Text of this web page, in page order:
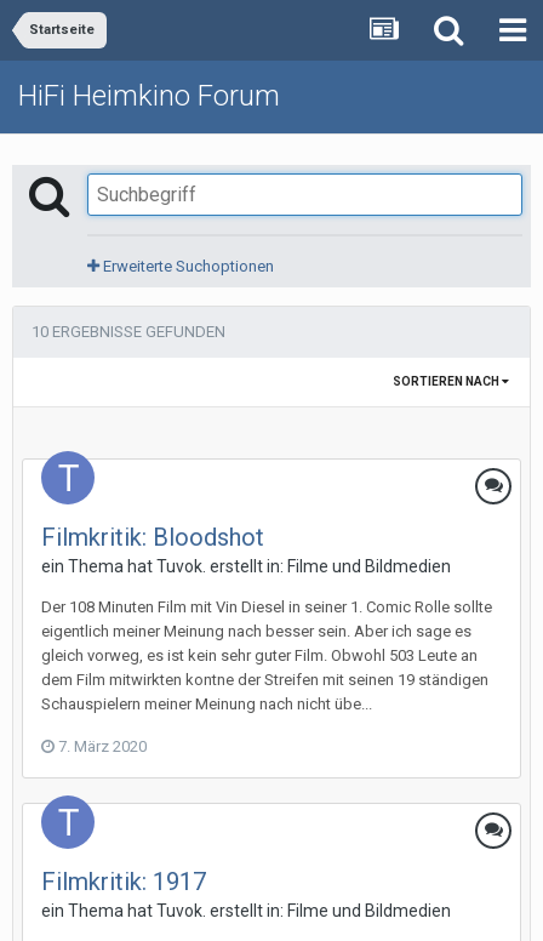
Startseite
HiFi Heimkino Forum
Erweiterte Suchoptionen
10 ERGEBNISSE GEFUNDEN
SORTIEREN NACH
Filmkritik: Bloodshot
ein Thema hatTuvok. erstellt in: Filme und Bildmedien
Der 108 Minuten Film mit Vin Diesel in seiner 1. Comic Rolle sollte
eigentlich meiner Meinung nach besser sein. Aber ich sage es
gleich vorweg, es ist kein sehr guter Film. Obwohl 503 Leute an
dem Film mitwirkten kontne der Streifen mit seinen 19 ständigen
Schauspielern meiner Meinung nach nicht übe...
7. März 2020
Filmkritik: 1917
ein Thema hatTuvok. erstellt in: Filme und Bildmedien